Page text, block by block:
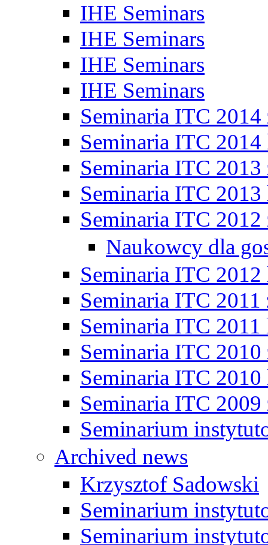
IHE Seminars
IHE Seminars
IHE Seminars
IHE Seminars
Seminaria ITC 2014
Seminaria ITC 2014
Seminaria ITC 2013
Seminaria ITC 2013
Seminaria ITC 2012
Naukowcy dla
Seminaria ITC 2012
Seminaria ITC 2011
Seminaria ITC 2011
Seminaria ITC 2010
Seminaria ITC 2010
Seminaria ITC 2009
Seminarium
Archived news
Krzysztof Sadowski
Seminarium
Seminarium